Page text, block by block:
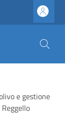
e gestione